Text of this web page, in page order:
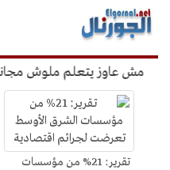
القائمة
الرئيسية
مش عاوز يتعلم ملوش مجانية"
اقتصاد
تقرير: 21% من مؤسسات